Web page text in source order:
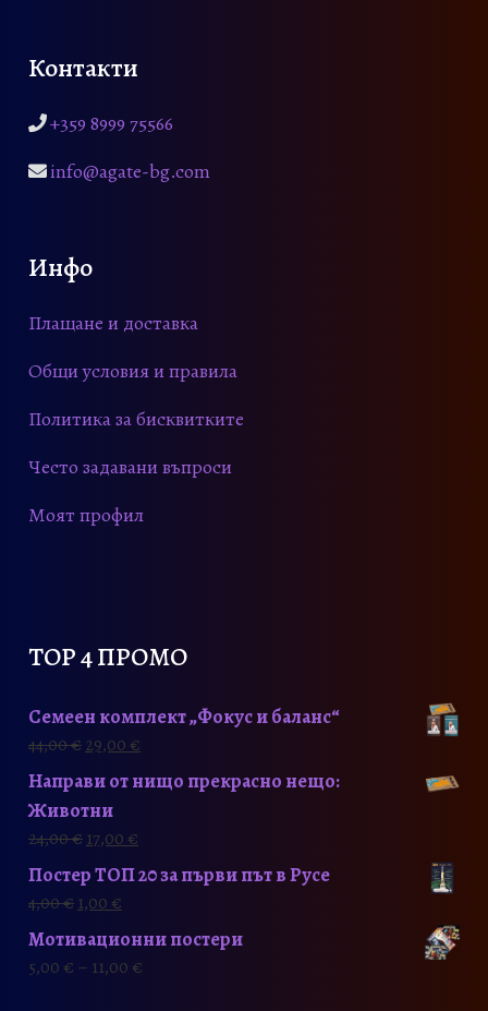
Контакти
+359 8999 75566
info@agate-bg.com
Инфо
Плащане и доставка
Общи условия и правила
Политика за бисквитките
Често задавани въпроси
Моят профил
TOP 4 ПРОМО
Семеен комплект „Фокус и баланс“
44,00€29,00 €
Направи от нищо прекрасно нещо:
Животни
24,00€ 17,00 €
Постер ТОП 20 за първи път в Русе
4,00€ 1,00 €
Мотивационни постери
5,00 € – 11,00 €